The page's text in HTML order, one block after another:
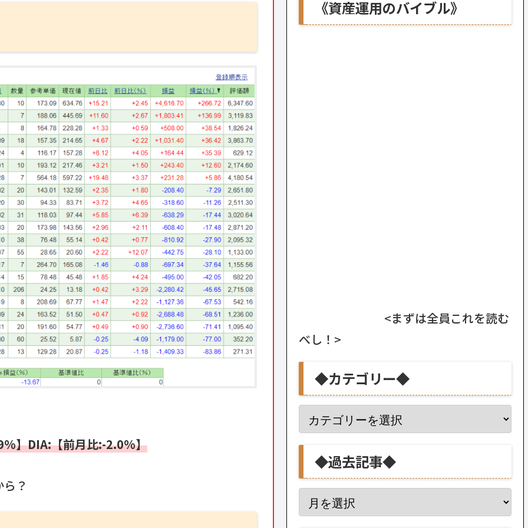
】DIA:【前月比:-2.0%】
？
《資産運用のバイブル》
<まずは全員これを読む
べし！>
◆カテゴリー◆
◆過去記事◆